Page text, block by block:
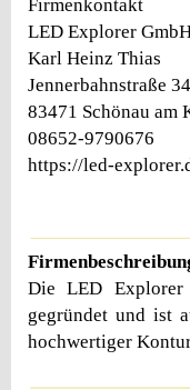
Firmenkontakt
LED Explorer
Karl Heinz Thias
Jennerbahnstraße 34
83471 Schönau am
08652-9790676
https://led-
Die LED
gegründet und ist
hochwertiger